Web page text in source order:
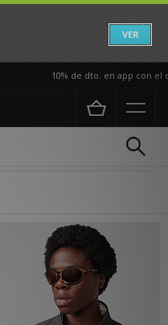
VER
10% de dto. en app con el